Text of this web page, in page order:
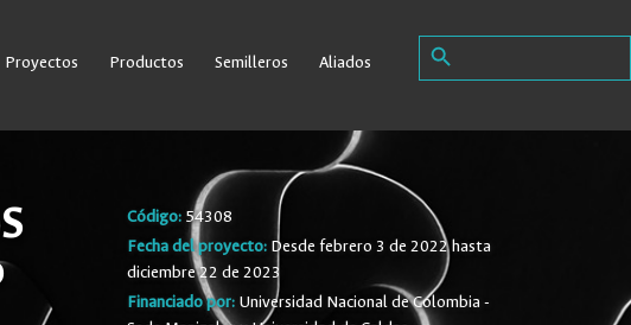
Proyectos Productos Semilleros Aliados
Search Button
Código: 54308
Fecha del proyecto: Desde febrero 3 de 2022 hasta
diciembre 22 de 2023
Financiado por: Universidad Nacional de Colombia -